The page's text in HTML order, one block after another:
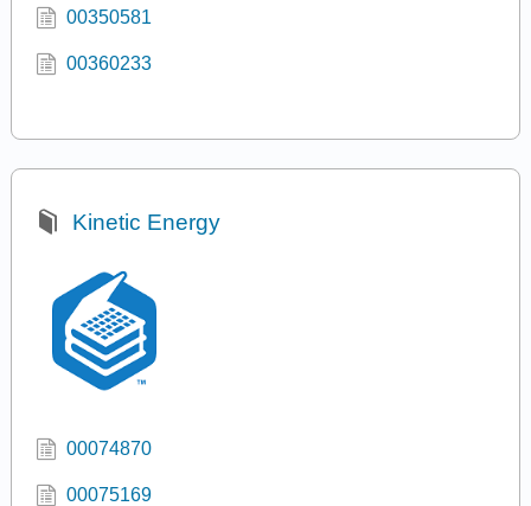
00350581
00360233
Kinetic Energy
00074870
00075169